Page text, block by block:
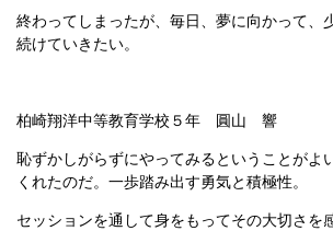
終わってしまったが、毎日、夢に向かって、
続けていきたい。
柏崎翔洋中等教育学校５年 圓山 響
恥ずかしがらずにやってみるということがよ
くれたのだ。一歩踏み出す勇気と積極性。
セッションを通して身をもってその大切さを